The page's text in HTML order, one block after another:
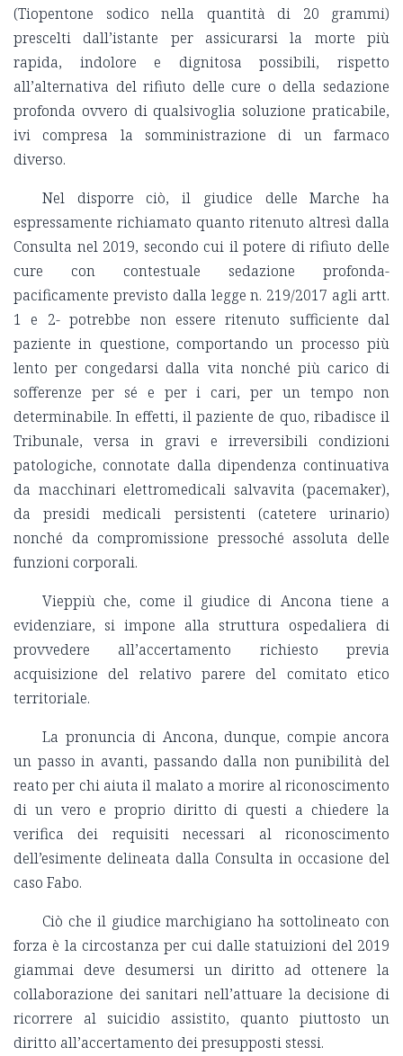
(Tiopentone sodico nella quantità di 20 grammi)
prescelti dall’istante per assicurarsi la morte più
rapida, indolore e dignitosa possibili, rispetto
all’alternativa del rifiuto delle cure o della sedazione
profonda ovvero di qualsivoglia soluzione praticabile,
ivi compresa la somministrazione di un farmaco
diverso.
Nel disporre ciò, il giudice delle Marche ha
espressamente richiamato quanto ritenuto altresì dalla
Consulta nel 2019, secondo cui il potere di rifiuto delle
cure con contestuale sedazione profonda-
pacificamente previsto dalla legge n. 219/2017 agli artt.
1 e 2- potrebbe non essere ritenuto sufficiente dal
paziente in questione, comportando un processo più
lento per congedarsi dalla vita nonché più carico di
sofferenze per sé e per i cari, per un tempo non
determinabile. In effetti, il paziente de quo, ribadisce il
Tribunale, versa in gravi e irreversibili condizioni
patologiche, connotate dalla dipendenza continuativa
da macchinari elettromedicali salvavita (pacemaker),
da presidi medicali persistenti (catetere urinario)
nonché da compromissione pressoché assoluta delle
funzioni corporali.
Vieppiù che, come il giudice di Ancona tiene a
evidenziare, si impone alla struttura ospedaliera di
provvedere all’accertamento richiesto previa
acquisizione del relativo parere del comitato etico
territoriale.
La pronuncia di Ancona, dunque, compie ancora
un passo in avanti, passando dalla non punibilità del
reato per chi aiuta il malato a morire al riconoscimento
di un vero e proprio diritto di questi a chiedere la
verifica dei requisiti necessari al riconoscimento
dell’esimente delineata dalla Consulta in occasione del
caso Fabo.
Ciò che il giudice marchigiano ha sottolineato con
forza è la circostanza per cui dalle statuizioni del 2019
giammai deve desumersi un diritto ad ottenere la
collaborazione dei sanitari nell’attuare la decisione di
ricorrere al suicidio assistito, quanto piuttosto un
diritto all’accertamento dei presupposti stessi.